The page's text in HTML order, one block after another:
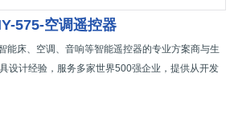
575-空调遥控器
能床、空调、音响等智能遥控器的专业方案商与生
设计经验，服务多家世界500强企业，提供从开发